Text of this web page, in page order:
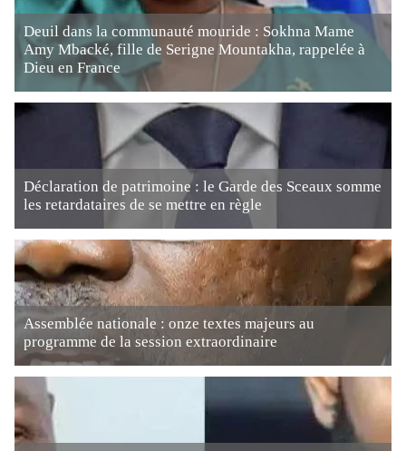
Deuil dans la communauté mouride : Sokhna Mame
Amy Mbacké, fille de Serigne Mountakha, rappelée à
Dieu en France
Déclaration de patrimoine : le Garde des Sceaux somme
les retardataires de se mettre en règle
Assemblée nationale : onze textes majeurs au
programme de la session extraordinaire